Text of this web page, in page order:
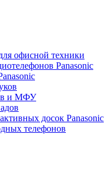
офисной техники
Panasonic
и МФУ
досок Panasonic
телефонов